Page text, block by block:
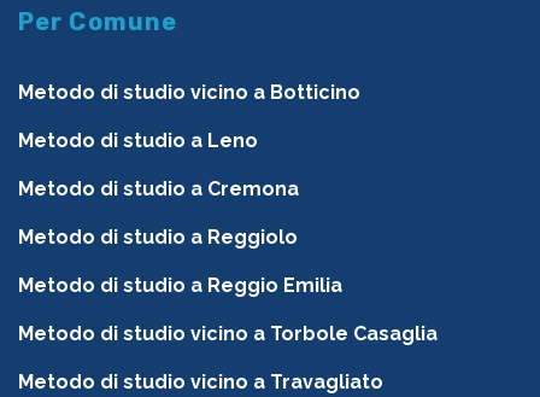
Per Comune
Metodo di studio vicino a Botticino
Metodo di studio a Leno
Metodo di studio a Cremona
Metodo di studio a Reggiolo
Metodo di studio a Reggio Emilia
Metodo di studio vicino a Torbole Casaglia
Metodo di studio vicino a Travagliato